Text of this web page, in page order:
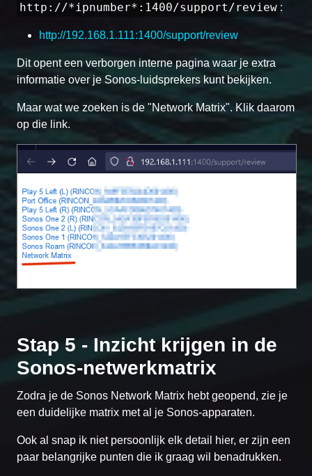
http://*ipnumber*:1400/support/review :
http://192.168.1.111:1400/support/review
Dit opent een verborgen interne pagina waar je extra
informatie over je Sonos-luidsprekers kunt bekijken.
Maar wat we zoeken is de "Network Matrix". Klik daarom
op die link.
Stap 5 - Inzicht krijgen in de
Sonos-netwerkmatrix
Zodra je de Sonos Network Matrix hebt geopend, zie je
een duidelijke matrix met al je Sonos-apparaten.
Ook al snap ik niet persoonlijk elk detail hier, er zijn een
paar belangrijke punten die ik graag wil benadrukken.